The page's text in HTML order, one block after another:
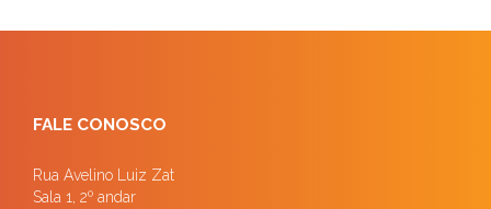
FALE CONOSCO
Rua Avelino Luiz Zat
Sala 1, 2º andar